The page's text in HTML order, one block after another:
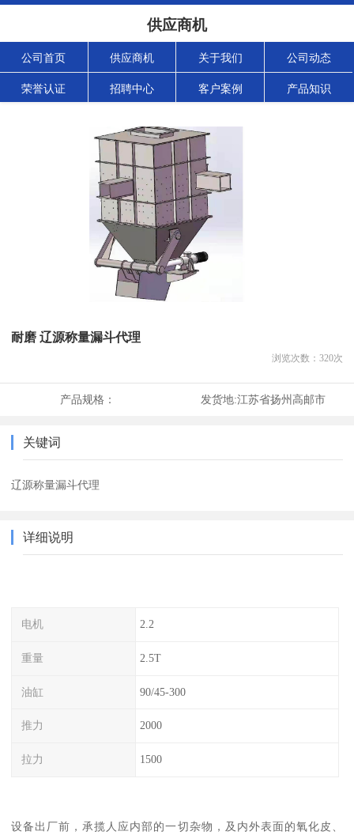
供应商机
公司首页 供应商机 关于我们 公司动态
荣誉认证 招聘中心 客户案例 产品知识
耐磨 辽源称量漏斗代理
浏览次数： 320次
产品规格： 发货地:江苏省扬州高邮市
关键词
辽源称量漏斗代理
详细说明
电机 2.2
重量 2.5T
油缸 90/45-300
推力 2000
拉力 1500
设备出厂前，承揽人应内部的一切杂物，及内外表面的氧化皮、